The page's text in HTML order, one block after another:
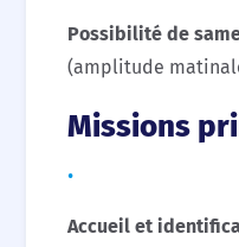
Possibilité de
(amplitude
Missions
Accueil et